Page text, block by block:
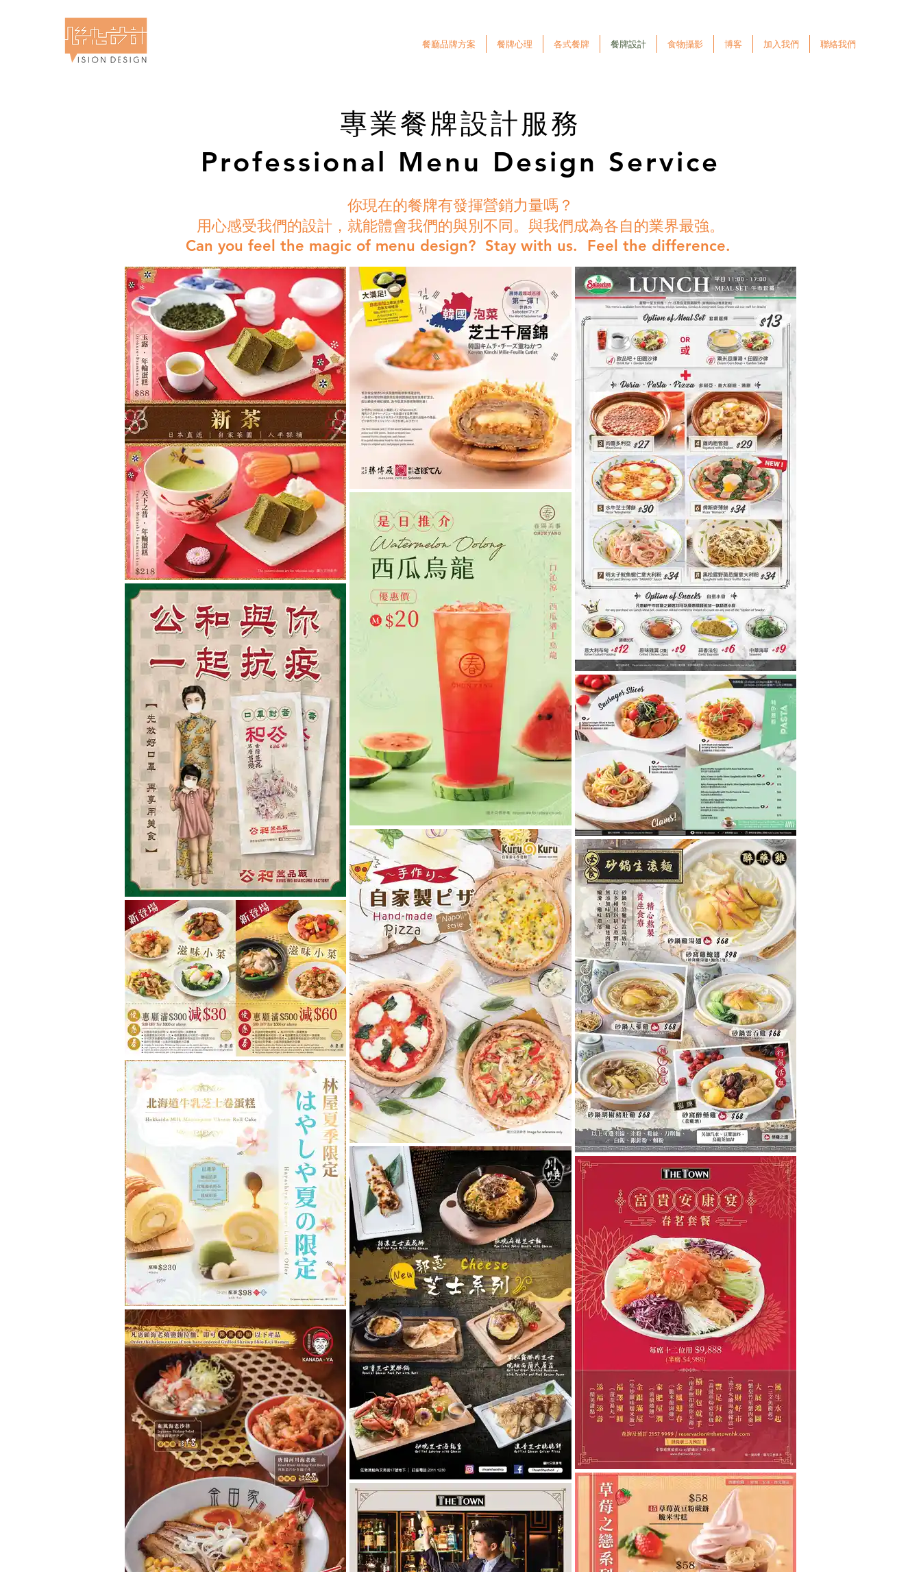
食物攝影專門店 - 聯想設計
Food Photography - Vision Design
餐廳品牌方案 餐牌心理 各式餐牌 餐牌設計 食物攝影 博客 加入我們 聯絡我們
專業餐牌設計服務
Professional Menu Design Service
你現在的餐牌有發揮營銷力量嗎？
用心感受我們的設計，就能體會我們的與別不同。與我們成為各自的業界最強。
Can you feel the magic of menu design? Stay with us. Feel the difference.